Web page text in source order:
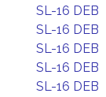
SL-16 DEB
SL-16 DEB
SL-16 DEB
SL-16 DEB
SL-16 DEB